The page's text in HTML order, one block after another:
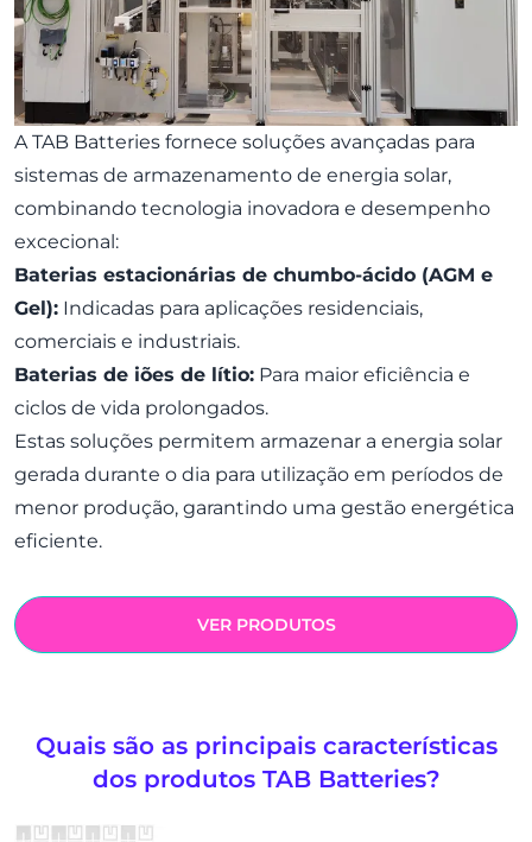
A TAB Batteries fornece soluções avançadas para
sistemas de armazenamento de energia solar,
combinando tecnologia inovadora e desempenho
excecional:
Baterias estacionárias de chumbo-ácido (AGM e
Gel): Indicadas para aplicações residenciais,
comerciais e industriais.
Baterias de iões de lítio: Para maior eficiência e
ciclos de vida prolongados.
Estas soluções permitem armazenar a energia solar
gerada durante o dia para utilização em períodos de
menor produção, garantindo uma gestão energética
eficiente.
VER PRODUTOS
Quais são as principais características
dos produtos TAB Batteries?